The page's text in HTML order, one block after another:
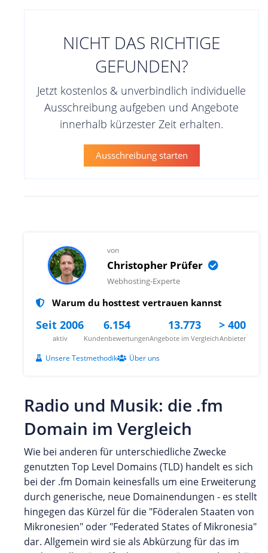
NICHT DAS RICHTIGE
GEFUNDEN?
Jetzt kostenlos & unverbindlich individuelle
Ausschreibung aufgeben und Angebote
innerhalb kürzester Zeit erhalten.
Ausschreibung starten
von
Christopher Prüfer
Webhosting-Experte
Warum du hosttest vertrauen kannst
Seit 2006
aktiv
6.154
Kundenbewertungen
13.773
Angebote im Vergleich
> 400
Anbieter
Unsere Testmethodik Über uns
Radio und Musik: die .fm
Domain im Vergleich
Wie bei anderen für unterschiedliche Zwecke
genutzten Top Level Domains (TLD) handelt es sich
bei der .fm Domain keinesfalls um eine Erweiterung
durch generische, neue Domainendungen - es stellt
hingegen das Kürzel für die "Föderalen Staaten von
Mikronesien" oder "Federated States of Mikronesia"
dar. Allgemein wird sie als Abkürzung für das im